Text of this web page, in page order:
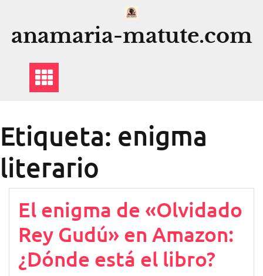
contenido
anamaria-matute.com
Etiqueta: enigma
literario
El enigma de «Olvidado
Rey Gudú» en Amazon:
¿Dónde está el libro?